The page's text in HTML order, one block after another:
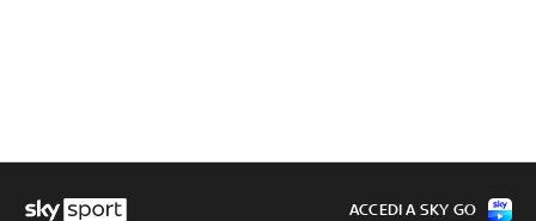
ACCEDI A SKY GO